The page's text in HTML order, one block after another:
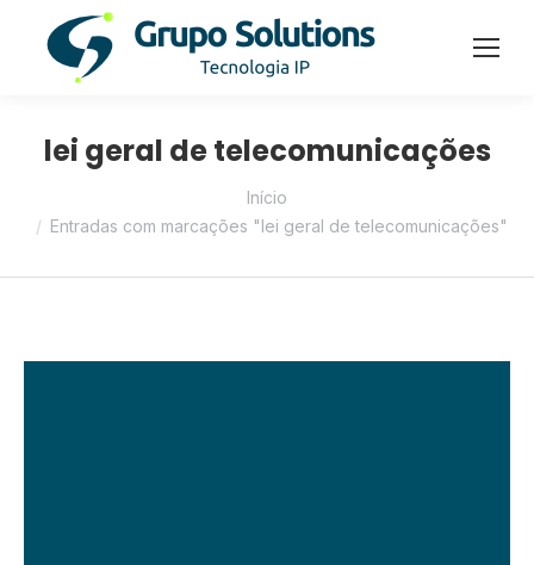
lei geral de telecomunicações
Início
Entradas com marcações "lei geral de telecomunicações"